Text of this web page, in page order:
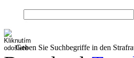
Geben Sie Suchbegriffe in den